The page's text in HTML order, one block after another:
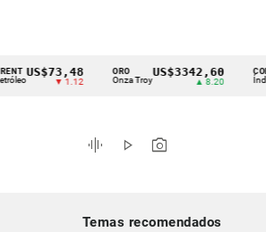
Cintillo
indicadores
económicos
▼ 1.12
ORO
Onza Troy
US$3342,60 COLCAP
Índ. Bursátil
graphic_eq play_arrow photo_camera
Temas recomendados